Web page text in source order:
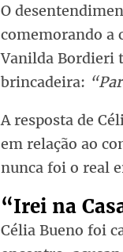
O
comemorando a
Vanilda Bordieri
brincadeira:
A resposta de
em relação ao
nunca foi o real
“Irei na
Célia Bueno foi